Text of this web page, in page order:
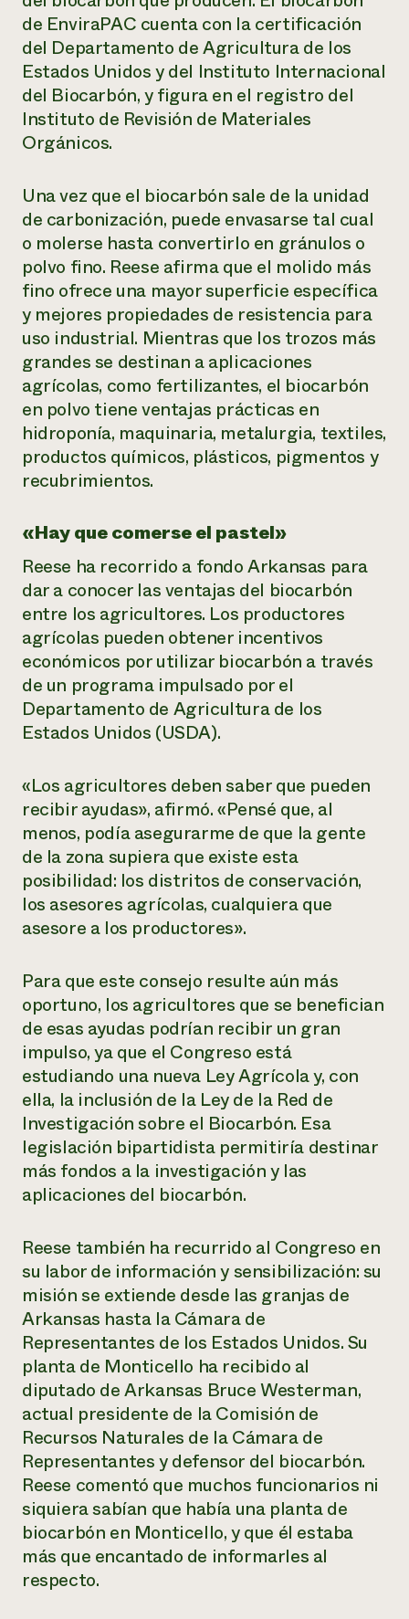
de EnviraPAC cuenta con la certificación
del Departamento de Agricultura de los
Estados Unidos y del Instituto Internacional
del Biocarbón, y figura en el registro del
Instituto de Revisión de Materiales
Orgánicos.
Una vez que el biocarbón sale de la unidad
de carbonización, puede envasarse tal cual
o molerse hasta convertirlo en gránulos o
polvo fino. Reese afirma que el molido más
fino ofrece una mayor superficie específica
y mejores propiedades de resistencia para
uso industrial. Mientras que los trozos más
grandes se destinan a aplicaciones
agrícolas, como fertilizantes, el biocarbón
en polvo tiene ventajas prácticas en
hidroponía, maquinaria, metalurgia, textiles,
productos químicos, plásticos, pigmentos y
recubrimientos.
«Hay que comerse el pastel»
Reese ha recorrido a fondo Arkansas para
dar a conocer las ventajas del biocarbón
entre los agricultores. Los productores
agrícolas pueden obtener incentivos
económicos por utilizar biocarbón a través
de un programa impulsado por el
Departamento de Agricultura de los
Estados Unidos (USDA).
«Los agricultores deben saber que pueden
recibir ayudas», afirmó. «Pensé que, al
menos, podía asegurarme de que la gente
de la zona supiera que existe esta
posibilidad: los distritos de conservación,
los asesores agrícolas, cualquiera que
asesore a los productores».
Para que este consejo resulte aún más
oportuno, los agricultores que se benefician
de esas ayudas podrían recibir un gran
impulso, ya que el Congreso está
estudiando una nueva Ley Agrícola y, con
ella, la inclusión de la Ley de la Red de
Investigación sobre el Biocarbón. Esa
legislación bipartidista permitiría destinar
más fondos a la investigación y las
aplicaciones del biocarbón.
Reese también ha recurrido al Congreso en
su labor de información y sensibilización: su
misión se extiende desde las granjas de
Arkansas hasta la Cámara de
Representantes de los Estados Unidos. Su
planta de Monticello ha recibido al
diputado de Arkansas Bruce Westerman,
actual presidente de la Comisión de
Recursos Naturales de la Cámara de
Representantes y defensor del biocarbón.
Reese comentó que muchos funcionarios ni
siquiera sabían que había una planta de
biocarbón en Monticello, y que él estaba
más que encantado de informarles al
respecto.